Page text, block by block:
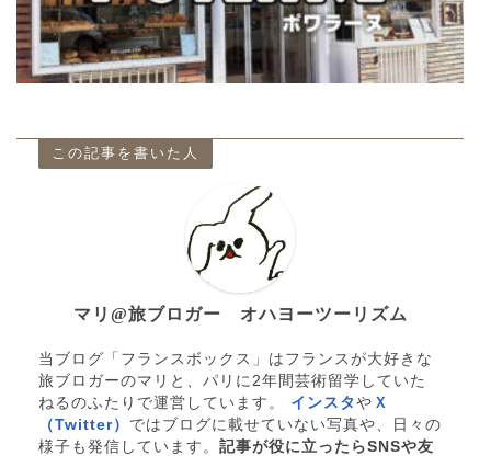
この記事を書いた人
マリ@旅ブロガー オハヨーツーリズム
当ブログ「フランスボックス」はフランスが大好きな
旅ブロガーのマリと、パリに2年間芸術留学していた
ねるのふたりで運営しています。 インスタ や Ｘ
（Twitter） ではブログに載せていない写真や、日々の
様子も発信しています。 記事が役に立ったらSNSや友